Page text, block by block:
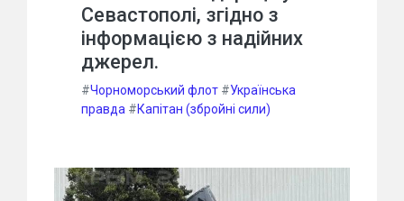
Севастополі, згідно з
інформацією з надійних
джерел.
#Чорноморський флот #Українська
правда #Капітан (збройні сили)